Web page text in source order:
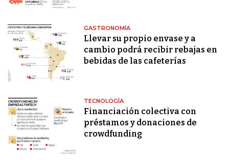
GASTRONOMÍA
Llevar su propio envase y a
cambio podrá recibir rebajas en
bebidas de las cafeterías
TECNOLOGÍA
Financiación colectiva con
préstamos y donaciones de
crowdfunding